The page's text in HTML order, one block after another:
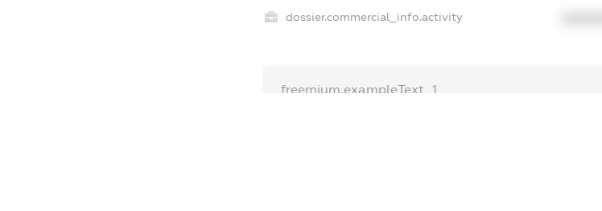
dossier.commercial_info.activity
freemium.exampleText_1